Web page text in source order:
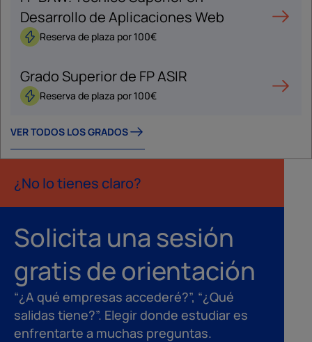
Desarrollo de Aplicaciones Web
Reserva de plaza por 100€
Grado Superior de FP ASIR
Reserva de plaza por 100€
VER TODOS LOS GRADOS
¿No lo tienes claro?
Solicita una sesión
gratis de orientación
“¿A qué empresas accederé?”, “¿Qué
salidas tiene?”. Elegir donde estudiar es
enfrentarte a muchas preguntas.